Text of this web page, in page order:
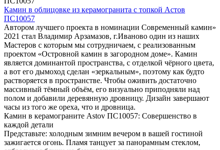
Камин в облицовке из керамогранита с топкой Астов
ПС10057
Автором лучшего проекта в номинации Современный камин»
2021 стал Владимир Арзамазов, г.Иваново один из наших
Мастеров с которым мы сотрудничаем, с реализованным
проектом «Островной камин в загородном доме». Камин
является доминантой пространства, с отделкой чёрного цвета,
а вот его дымоход сделан «зеркальным», поэтому как будто
растворяется в пространстве. Чтобы оживить достаточно
массивный тёмный объём, его визуально приподняли над
полом и добавили деревянную дровницу. Дизайн завершают
часы из того же ореха, что и дровница.
Камин в керамограните Astov ПС10057: Совершенство в
каждой детали
Представьте: холодным зимним вечером в вашей гостиной
зажигается огонь. Пламя танцует за панорамным стеклом,